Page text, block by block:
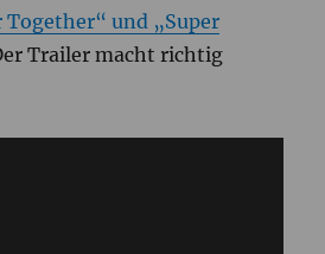
Together“ und „Super
Trailer macht richtig